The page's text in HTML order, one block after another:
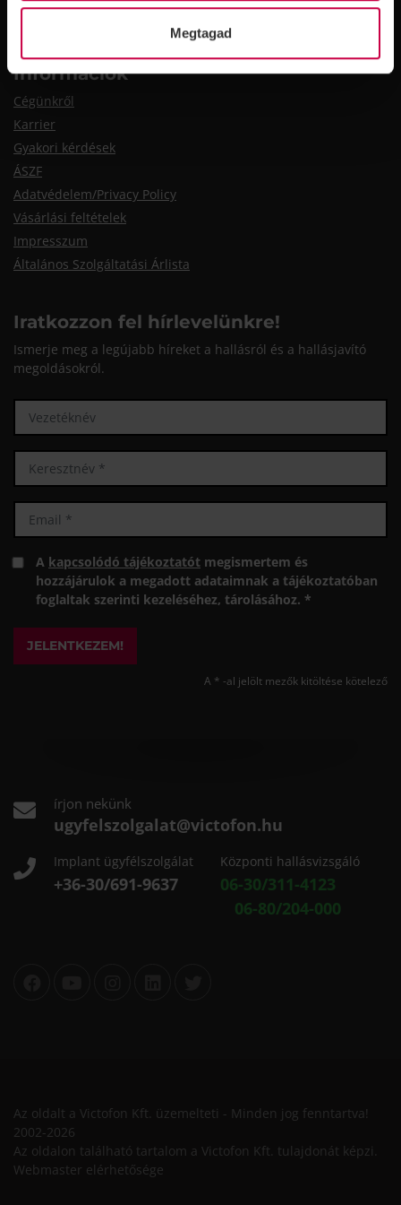
Megtagad
Információk
Cégünkről
Karrier
Gyakori kérdések
ÁSZF
Adatvédelem/Privacy Policy
Vásárlási feltételek
Impresszum
Általános Szolgáltatási Árlista
Iratkozzon fel hírlevelünkre!
Ismerje meg a legújabb híreket a hallásról és a hallásjavító
megoldásokról.
A kapcsolódó tájékoztatót megismertem és
hozzájárulok a megadott adataimnak a tájékoztatóban
foglaltak szerinti kezeléséhez, tárolásához. *
JELENTKEZEM!
A * -al jelölt mezők kitöltése kötelező
írjon nekünk
ugyfelszolgalat@victofon.hu
Implant ügyfélszolgálat
+36-30/691-9637
Központi hallásvizsgáló
06-30/311-4123
06-80/204-000
Az oldalt a Victofon Kft. üzemelteti - Minden jog fenntartva!
2002-2026
Az oldalon található tartalom a Victofon Kft. tulajdonát képzi.
Webmaster elérhetősége